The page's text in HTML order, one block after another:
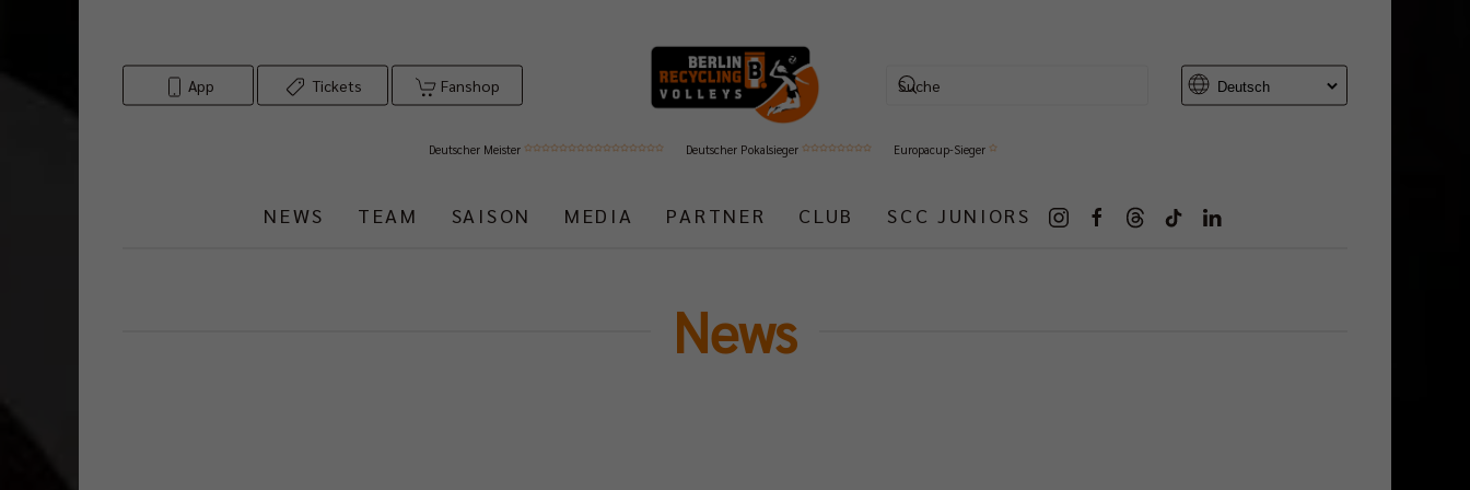
App Tickets Fanshop
Deutscher Meister Deutscher Pokalsieger Europacup-Sieger
NEWS TEAM SAISON MEDIA PARTNER CLUB SCC JUNIORS
News